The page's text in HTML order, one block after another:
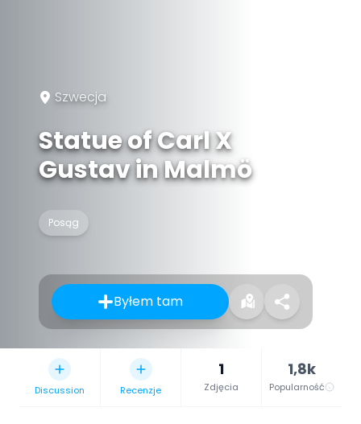
Szwecja
Statue of Carl X
Gustav in Malmö
Posąg
Byłem tam
Discussion Recenzje
1
Zdjęcia
1,8k
Popularność